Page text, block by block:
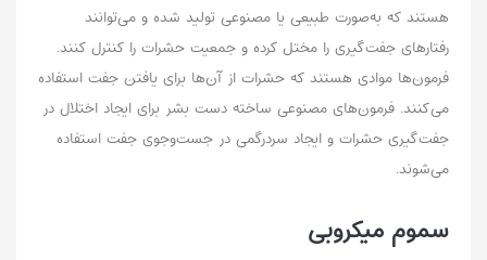
هستند که به‌صورت طبیعی یا مصنوعی تولید شده و می‌توانند
رفتار‌های جفت‌گیری را مختل کرده و جمعیت حشرات را کنترل کنند.
فرمون‌ها موادی هستند که حشرات از آن‌ها برای یافتن جفت استفاده
می‌کنند. فرمون‌های مصنوعی ساخته دست بشر برای ایجاد اختلال در
جفت‌گیری حشرات و ایجاد سردرگمی در جست‌و‌جوی جفت استفاده
می‌شوند.
سموم میکروبی